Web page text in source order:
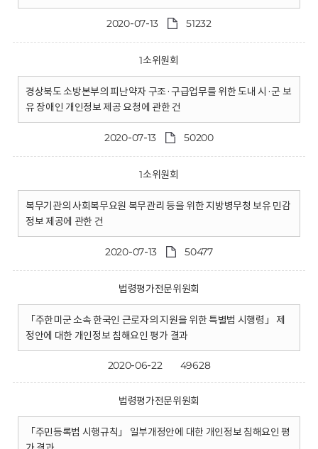
2020-07-13 51232
1소위원회
경상북도 소방본부의 피난약자 구조·구급업무를 위한 도내 시·군 보
유 장애인 개인정보 제공 요청에 관한 건
2020-07-13 50200
1소위원회
복무기관의 사회복무요원 복무관리 등을 위한 지방병무청 보유 민감
정보 제공에 관한 건
2020-07-13 50477
법령평가전문위원회
「주한미군 소속 한국인 근로자의 지원을 위한 특별법 시행령」 제
정안에 대한 개인정보 침해요인 평가 결과
2020-06-22 49628
법령평가전문위원회
「주민등록법 시행규칙」 일부개정안에 대한 개인정보 침해요인 평